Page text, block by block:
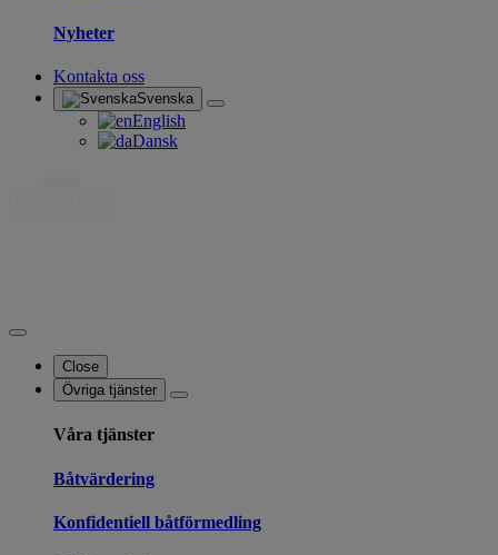
Nyheter
Kontakta oss
Svenska
English
Dansk
Close
Övriga tjänster
Våra tjänster
Båtvärdering
Konfidentiell båtförmedling